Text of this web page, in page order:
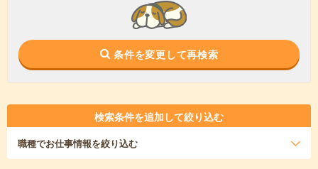
条件を変更して再検索
検索条件を追加して絞り込む
職種でお仕事情報を絞り込む